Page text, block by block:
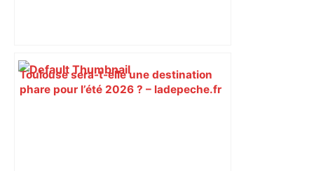
Toulouse sera-t-elle une destination
phare pour l’été 2026 ? – ladepeche.fr